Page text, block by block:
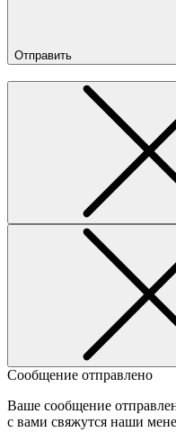
Отправить
Сообщение отправлено
Ваше сообщение
с вами свяжутся наши